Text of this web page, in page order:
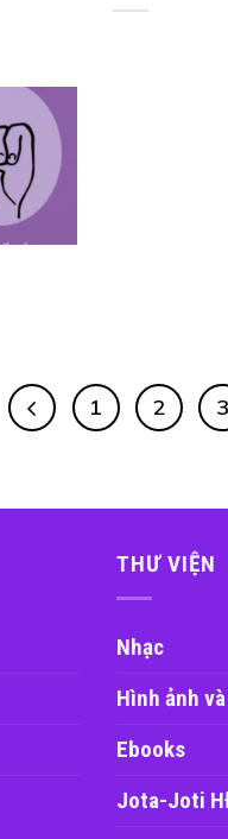
1 2 3
THƯ VIỆN
Nhạc
Hình ảnh
Ebooks
Jota-Joti